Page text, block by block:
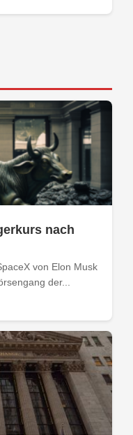
nach
von Elon Musk
der...